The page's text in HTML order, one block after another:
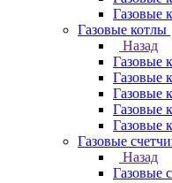
Газовые
Газовые котлы
Назад
Газовые
Газовые
Газовые
Газовые
Газовые
Газовые
Назад
Газовые